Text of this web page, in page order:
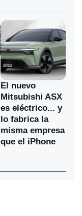
El nuevo
Mitsubishi ASX
es eléctrico... y
lo fabrica la
misma empresa
que el iPhone